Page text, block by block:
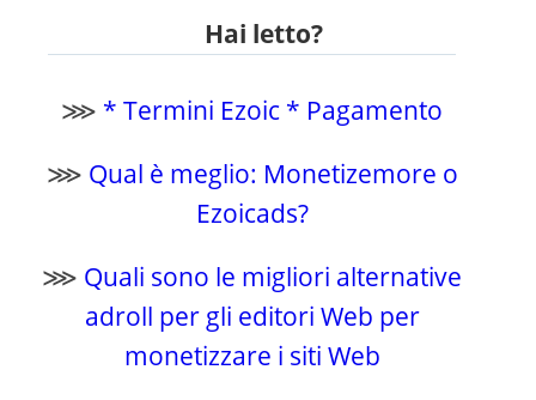
Hai letto?
⋙ * Termini Ezoic * Pagamento
⋙ Qual è meglio: Monetizemore o
Ezoicads?
⋙ Quali sono le migliori alternative
adroll per gli editori Web per
monetizzare i siti Web